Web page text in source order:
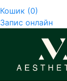
Кошик (0)
Запис онлайн